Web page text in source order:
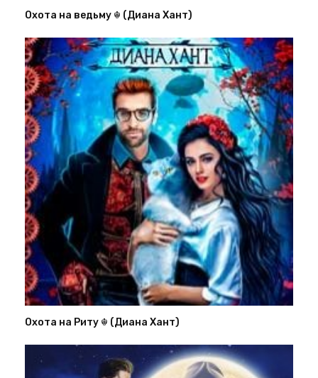
Охота на ведьму ☬ (Диана Хант)
Охота на Риту ☬ (Диана Хант)